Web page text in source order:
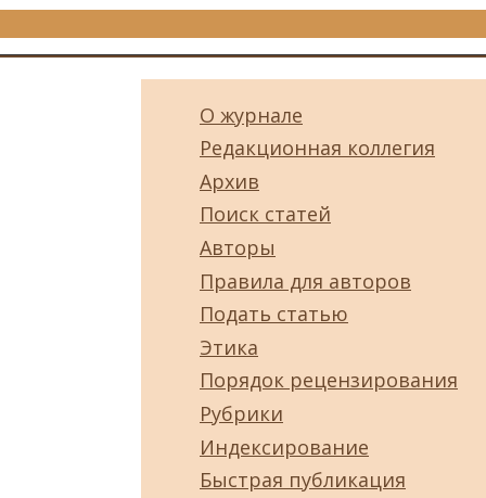
О журнале
Редакционная коллегия
Архив
Поиск статей
Авторы
Правила для авторов
Подать статью
Этика
Порядок рецензирования
Рубрики
Индексирование
Быстрая публикация